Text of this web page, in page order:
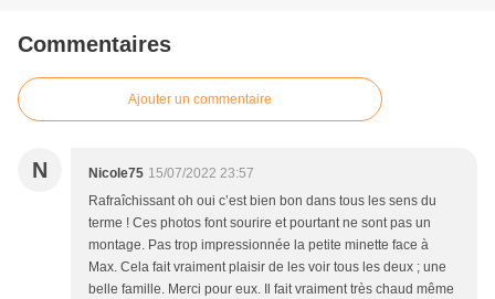
Commentaires
Ajouter un commentaire
N Nicole75 15/07/2022 23:57
Rafraîchissant oh oui c’est bien bon dans tous les sens du
terme ! Ces photos font sourire et pourtant ne sont pas un
montage. Pas trop impressionnée la petite minette face à
Max. Cela fait vraiment plaisir de les voir tous les deux ; une
belle famille. Merci pour eux. Il fait vraiment très chaud même